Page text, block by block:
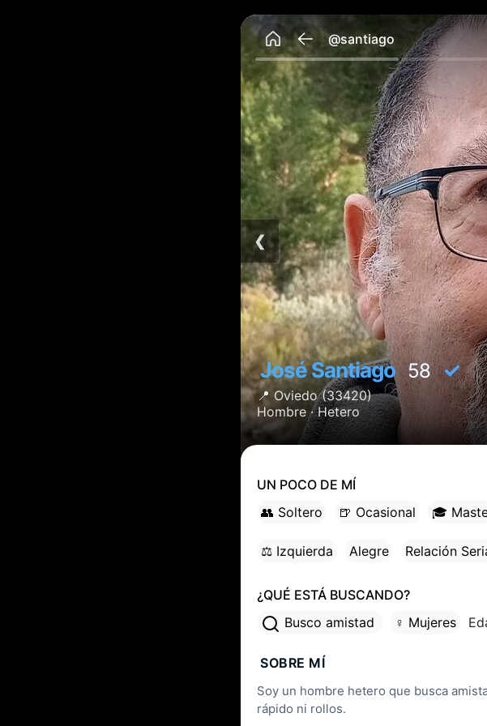
@santiago
José Santiago58✓
📍 Oviedo (33420)
Hombre ·Hetero
❮
UN POCO DE MÍ
👥 Soltero
🍺 Ocasional 🎓
⚖ Izquierda Alegre Relación
¿QUÉ ESTÁ BUSCANDO?
Busco amistad
♀ Mujeres
SOBRE MÍ
Soy un hombre hetero que busca
rápido ni rollos.